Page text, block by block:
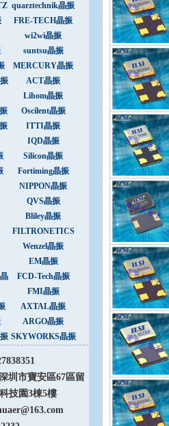
quarztechnik晶振
FRE-TECH晶振
wi2wi晶振
suntsu晶振
MERCURY晶振
ACT晶振
Lihom晶振
Oscilent晶振
ITTI晶振
IQD晶振
Silicon晶振
Fortiming晶振
NIPPON晶振
QVS晶振
Bliley晶振
FILTRONETICS
晶振
Wenzel晶振
EM晶振
FCD-Tech晶振
FMI晶振
AXTAL晶振
ARGO晶振
SKYWORKS晶振
圳市寶安區67區留
技園3棟5樓